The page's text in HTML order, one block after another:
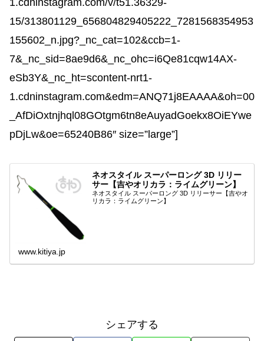
1.cdninstagram.com/v/t51.36329-
15/313801129_656804829405222_7281568354953
155602_n.jpg?_nc_cat=102&ccb=1-
7&_nc_sid=8ae9d6&_nc_ohc=i6Qe81cqw14AX-
eSb3Y&_nc_ht=scontent-nrt1-
1.cdninstagram.com&edm=ANQ71j8EAAAA&oh=00
_AfDiOxtnjhql08GOtgm6tn8eAuyadGoekx8OiEYwe
pDjLw&oe=65240B86″ size=”large”]
ネオスタイル スーパーロング 3D リリー
サー【吉やオリカラ：ライムグリーン】
ネオスタイル スーパーロング 3D リリーサー【吉やオ
リカラ：ライムグリーン】
www.kitiya.jp
シェアする